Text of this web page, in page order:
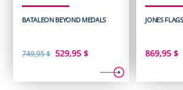
BATALEON BEYOND MEDALS
749,95$ Le
initial
529,95$Le
actuel
JONES
869,95$